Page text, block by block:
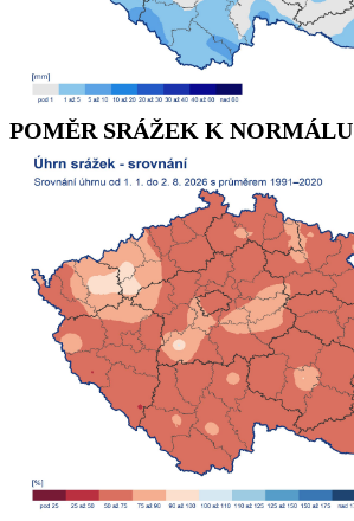
POMĚR SRÁŽEK K NORMÁLU